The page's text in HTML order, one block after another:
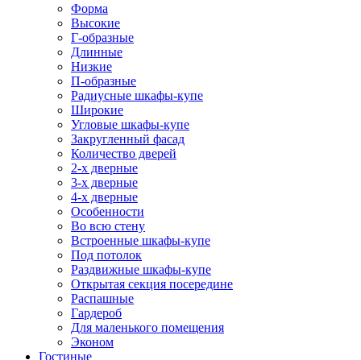
Форма
Высокие
Г-образные
Длинные
Низкие
П-образные
Радиусные шкафы-купе
Широкие
Угловые шкафы-купе
Закругленный фасад
Количество дверей
2-х дверные
3-х дверные
4-х дверные
Особенности
Во всю стену
Встроенные шкафы-купе
Под потолок
Раздвижные шкафы-купе
Открытая секция посередине
Распашные
Гардероб
Для маленького помещения
Эконом
Гостиные